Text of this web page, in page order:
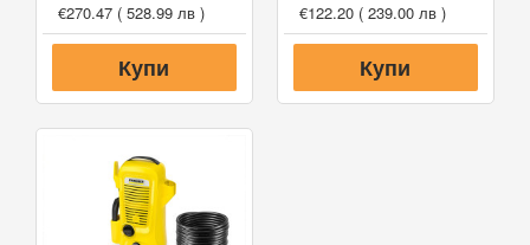
€270.47 ( 528.99 лв )
Купи
€122.20 ( 239.00 лв )
Купи